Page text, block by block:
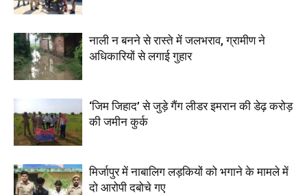
नाली न बनने से रास्ते में जलभराव, ग्रामीण ने
अधिकारियों से लगाई गुहार
‘जिम जिहाद’ से जुड़े गैंग लीडर इमरान की डेढ़ करोड़
की जमीन कुर्क
मिर्जापुर में नाबालिग लड़कियों को भगाने के मामले में
दो आरोपी दबोचे गए